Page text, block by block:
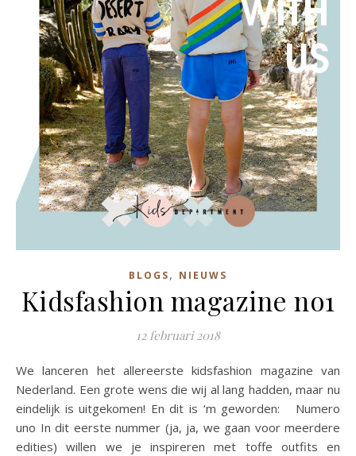
BLOGS, NIEUWS
Kidsfashion magazine no1
12 februari 2018
We lanceren het allereerste kidsfashion magazine van
Nederland. Een grote wens die wij al lang hadden, maar nu
eindelijk is uitgekomen! En dit is ‘m geworden: Numero
uno In dit eerste nummer (ja, ja, we gaan voor meerdere
edities) willen we je inspireren met toffe outfits en